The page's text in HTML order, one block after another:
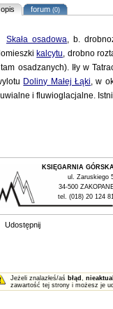
opis forum(0)
Skała osadowa, b.
kalcytu, drobno
osadzanych). Iły w
Doliny Małej Łąki, w
i fluwioglacjalne.
KSIĘGARNIA
ul. Zaruskiego
34-500
tel. (018) 20 124
Udostępnij
Jeżeli znalazłeś/aś błąd ,
zawartość tej strony i możesz je